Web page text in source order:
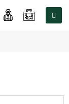
NÁKUPNÍ